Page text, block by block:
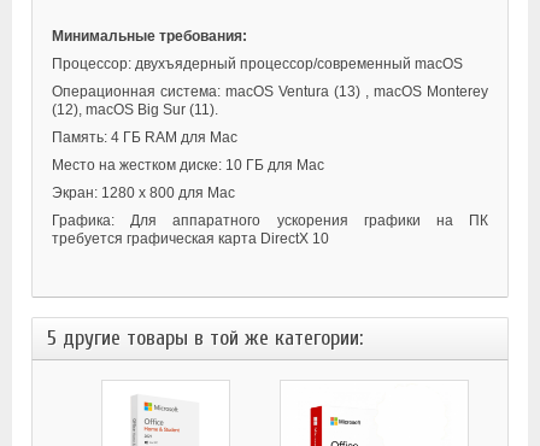
Минимальные требования:
Процессор: двухъядерный процессор/современный macOS
Операционная система: macOS Ventura (13) , macOS Monterey
(12), macOS Big Sur (11).
Память: 4 ГБ RAM для Mac
Место на жестком диске: 10 ГБ для Mac
Экран: 1280 x 800 для Mac
Графика: Для аппаратного ускорения графики на ПК
требуется графическая карта DirectX 10
5 другие товары в той же категории: